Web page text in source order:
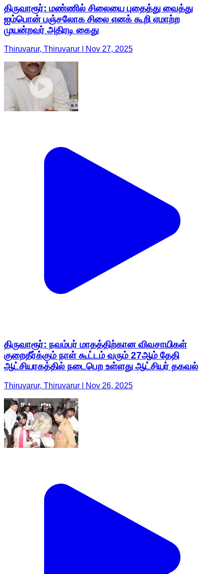
திருவாரூர்: மண்ணில் சிலையை புதைத்து வைத்து
ஐம்பொன் பஞ்சலோக சிலை எனக் கூறி ஏமாற்ற
முயன்றவர் அதிரடி கைது
Thiruvarur, Thiruvarur | Nov 27, 2025
திருவாரூர்: நவம்பர் மாதத்திற்கான விவசாயிகள்
குறைதீர்க்கும் நாள் கூட்டம் வரும் 27ஆம் தேதி
ஆட்சியரகத்தில் நடைபெற உள்ளது ஆட்சியர் தகவல்
Thiruvarur, Thiruvarur | Nov 26, 2025